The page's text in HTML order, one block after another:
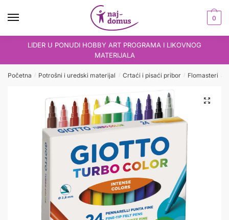
0
LIDER U PONUDI HOBBY ART PROGRAMA I LIKOVNOG
MATERIJALA
Početna / Potrošni i uredski materijal / Crtaći i pisaći pribor / Flomasteri